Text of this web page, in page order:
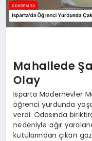
Mahallede
Olay
Isparta Modernevler
öğrenci yurdunda
verdi. Odasında
nedeniyle ağır
kutularından çıkan